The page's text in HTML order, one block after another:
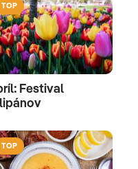
TOP
Festival
TOP